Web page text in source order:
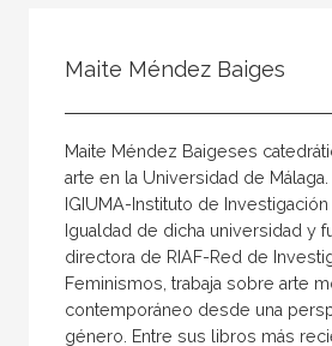
Coordinador
Editor
Editora
Escritor
Escritora
Maite Méndez Baiges
Maite Méndez Baigeses
arte en la Universidad de
IGIUMA-Instituto de
Igualdad de dicha univer­sidad y
directora de RIAF-Red de
Feminismos, trabaja sobre arte
contemporáneo desde una
género. Entre sus libros más